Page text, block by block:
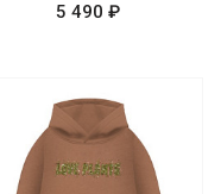
5 490 ₽